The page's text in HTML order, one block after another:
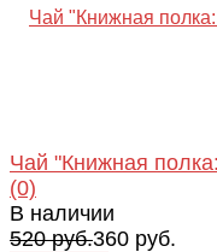
Чай "Книжная
(0)
В наличии
520 руб.360 руб.